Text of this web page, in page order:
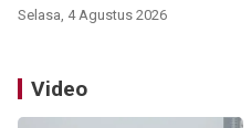
Selasa, 4 Agustus 2026
Video